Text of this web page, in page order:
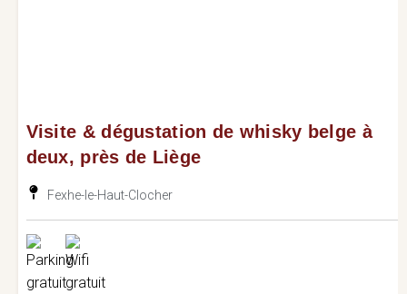
Visite & dégustation de whisky belge à
deux, près de Liège
Fexhe-le-Haut-Clocher